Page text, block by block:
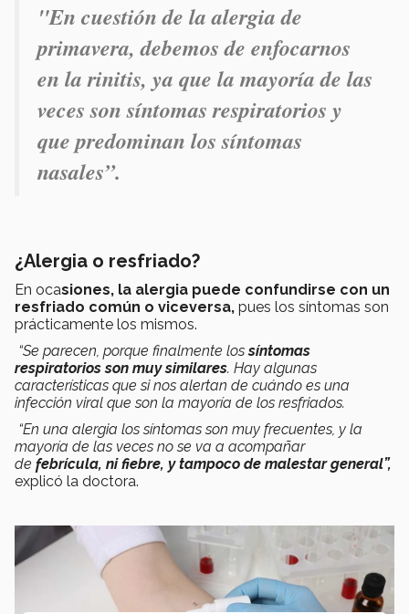
"En cuestión de laalergia de
primavera, debemos de enfocarnos
en la rinitis, ya que la mayoría de las
veces son síntomas respiratorios y
que predominan los síntomas
nasales”.
¿Alergia o resfriado?
En ocasiones, la alergia puede confundirse con un
resfriado común o viceversa, pues los síntomas son
prácticamente los mismos.
“Se parecen, porque finalmente los síntomas
respiratoriosson muy similares. Hay algunas
características que si nos alertan de cuándo es una
infección viral que son la mayoría de los resfriados.
“En una alergia los síntomas son muy frecuentes, y la
mayoría de las veces no se va a acompañar
de febrícula, ni fiebre, y tampoco de malestar general”,
explicó la doctora.